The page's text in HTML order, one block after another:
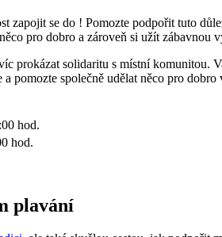
se do ! Pomozte podpořit tuto
pro dobro a zároveň si užít zábavnou
prokázat solidaritu s místní komunitou.
pomozte společně udělat něco pro dobro
hod.
hod.
plavání